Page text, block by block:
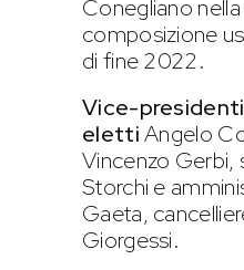
Conegliano
composizione
di fine 2022.
Vice-
elettiAngelo
Vincenzo Gerbi,
Storchi e
Gaeta,
Giorgessi.